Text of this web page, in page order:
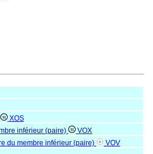
XOS
inférieur (paire)
VOX
du membre inférieur (paire)
VOV